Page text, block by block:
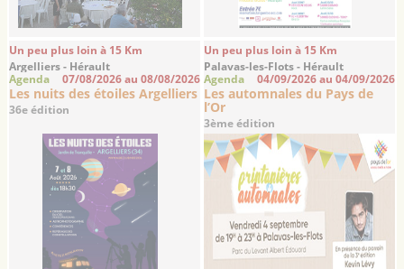
Un peu plus loin à 15 Km
Argelliers - Hérault
Agenda 07/08/2026 au 08/08/2026
Les nuits des étoiles Argelliers
36e édition
Un peu plus loin à 15 Km
Palavas-les-Flots - Hérault
Agenda 04/09/2026 au 04/09/2026
Les automnales du Pays de
l’Or
3ème édition